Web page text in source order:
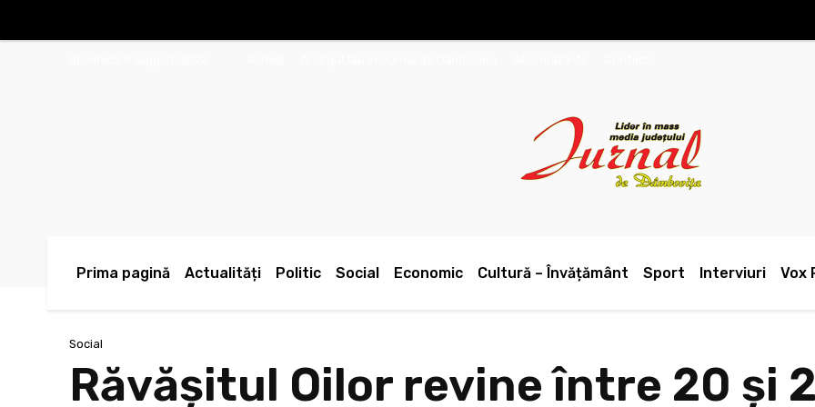
Prima pagină Actualități Politic Social Economic Cultură – Învățământ Sport Interviuri Vox
Social
Răvășitul Oilor revine între 20 și